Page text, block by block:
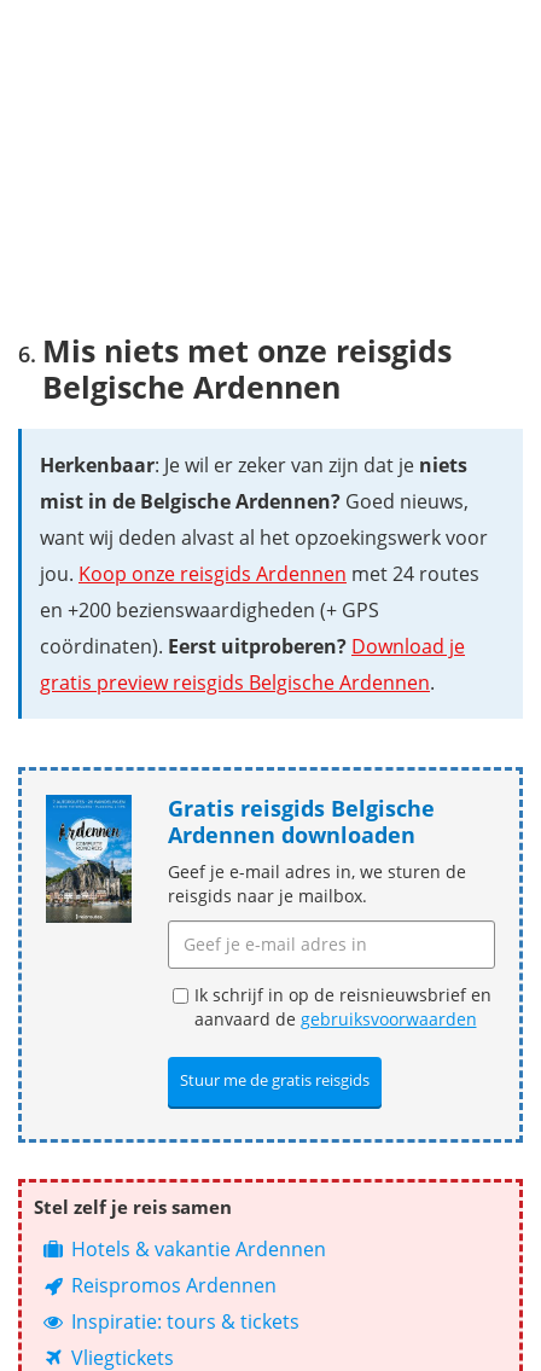
Mis niets met onze reisgids
Belgische Ardennen
Herkenbaar: Je wil er zeker van zijn dat je niets
mist in de Belgische Ardennen? Goed nieuws,
want wij deden alvast al het opzoekingswerk voor
jou. Koop onze reisgids Ardennen met 24 routes
en +200 bezienswaardigheden (+ GPS
coördinaten). Eerst uitproberen? Download je
gratis preview reisgids Belgische Ardennen.
Gratis reisgids Belgische
Ardennen downloaden
Geef je e-mail adres in, we sturen de
reisgids naar je mailbox.
Ik schrijf in op de reisnieuwsbrief en
aanvaard de gebruiksvoorwaarden
Stel zelf je reis samen
Hotels & vakantie Ardennen
Reispromos Ardennen
Inspiratie: tours & tickets
Vliegtickets